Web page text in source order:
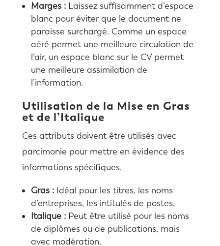
Marges :Laissez suffisamment d’espace
blanc pour éviter que le document ne
paraisse surchargé. Comme un espace
aéré permet une meilleure circulation de
l’air, un espace blanc sur le CV permet
une meilleure assimilation de
l’information.
Utilisation de la Mise en Gras
et de l’Italique
Ces attributs doivent être utilisés avec
parcimonie pour mettre en évidence des
informations spécifiques.
Gras :Idéal pour les titres, les noms
d’entreprises, les intitulés de postes.
Italique :Peut être utilisé pour les noms
de diplômes ou de publications, mais
avec modération.